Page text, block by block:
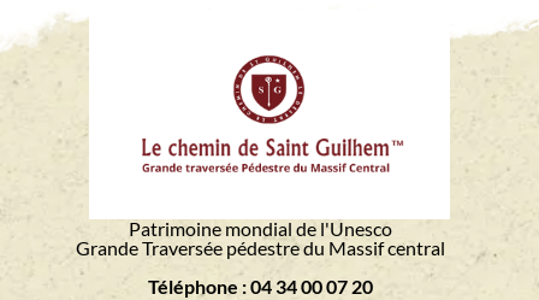
Patrimoine mondial de l'Unesco
Grande Traversée pédestre du Massif central
Téléphone : 04 34 00 07 20